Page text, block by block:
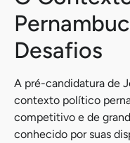
Desafios
A pré-candidatura de
contexto político
competitivo e de
conhecido por suas